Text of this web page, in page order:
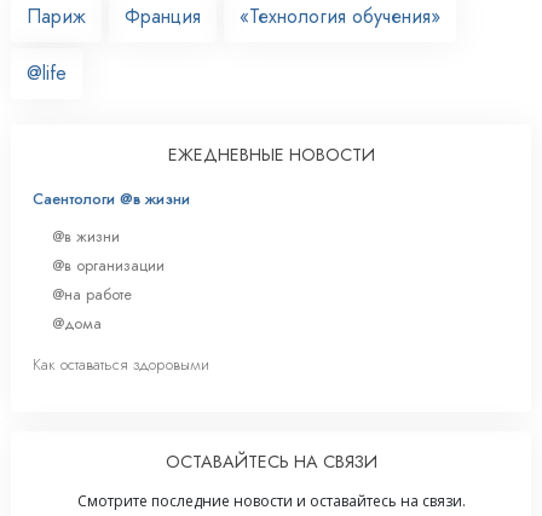
Париж
Франция «Технология обучения»
@life
ЕЖЕДНЕВНЫЕ НОВОСТИ
Саентологи @в жизни
@в жизни
@в организации
@на работе
@дома
Как оставаться здоровыми
ОСТАВАЙТЕСЬ НА СВЯЗИ
Смотрите последние новости и оставайтесь на связи.